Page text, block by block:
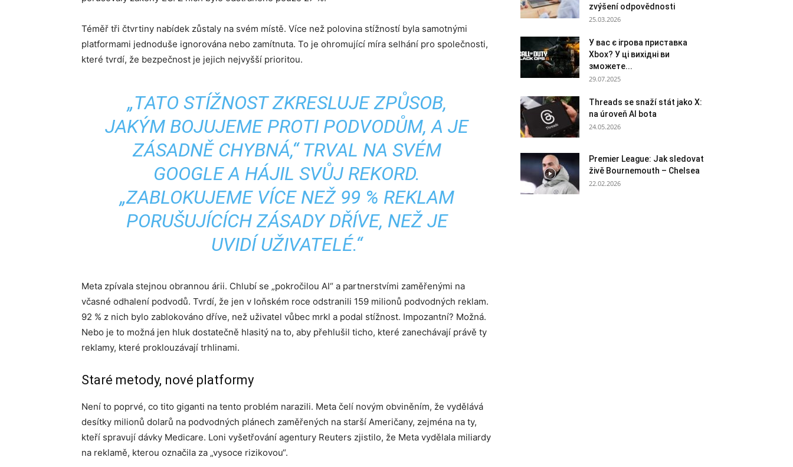
Téměř tři čtvrtiny nabídek zůstaly na svém místě. Více než polovina stížností byla samotnými
platformami jednoduše ignorována nebo zamítnuta. To je ohromující míra selhání pro společnosti,
které tvrdí, že bezpečnost je jejich nejvyšší prioritou.
„TATO STÍŽNOST ZKRESLUJE ZPŮSOB,
JAKÝM BOJUJEME PROTI PODVODŮM, A JE
ZÁSADNĚ CHYBNÁ,“ TRVAL NA SVÉM
GOOGLE A HÁJIL SVŮJ REKORD.
„ZABLOKUJEME VÍCE NEŽ 99 % REKLAM
PORUŠUJÍCÍCH ZÁSADY DŘÍVE, NEŽ JE
UVIDÍ UŽIVATELÉ.“
Meta zpívala stejnou obrannou árii. Chlubí se „pokročilou AI“ a partnerstvími zaměřenými na
včasné odhalení podvodů. Tvrdí, že jen v loňském roce odstranili 159 milionů podvodných reklam.
92 % z nich bylo zablokováno dříve, než uživatel vůbec mrkl a podal stížnost. Impozantní? Možná.
Nebo je to možná jen hluk dostatečně hlasitý na to, aby přehlušil ticho, které zanechávají právě ty
reklamy, které proklouzávají trhlinami.
Staré metody, nové platformy
Není to poprvé, co tito giganti na tento problém narazili. Meta čelí novým obviněním, že vydělává
desítky milionů dolarů na podvodných plánech zaměřených na starší Američany, zejména na ty,
kteří spravují dávky Medicare. Loni vyšetřování agentury Reuters zjistilo, že Meta vydělala miliardy
na reklamě, kterou označila za „vysoce rizikovou“.
zvýšení odpovědnosti
25.03.2026
У вас є ігрова приставка
Xbox? У ці вихідні ви
зможете...
29.07.2025
Threads se snaží stát jako X:
na úroveň AI bota
24.05.2026
Premier League: Jak sledovat
živě Bournemouth – Chelsea
22.02.2026